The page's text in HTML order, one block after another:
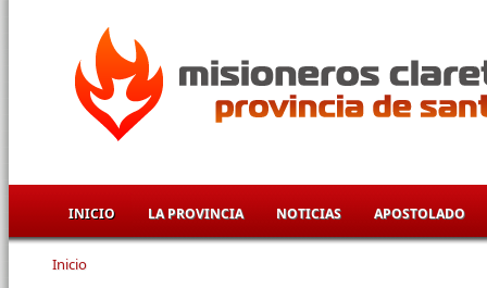
INICIO LA PROVINCIA NOTICIAS APOSTOLADO
Inicio